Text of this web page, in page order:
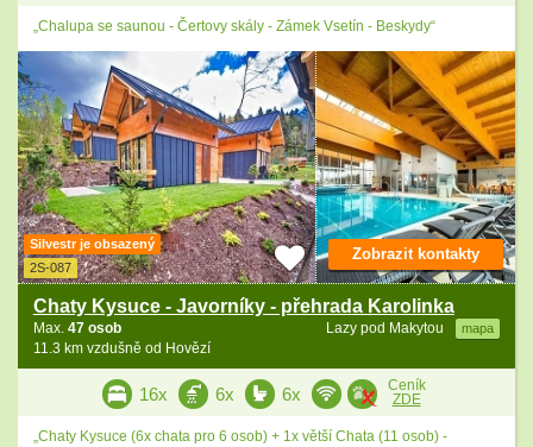
„Chalupa se saunou - Čertovy skály - Zámek Vsetín - Beskydy“
Silvestr je obsazený
2S-087
Chaty Kysuce - Javorníky - přehrada Karolinka
Lazy pod Makytou mapa
Max. 47 osob
11.3 km vzdušně od Hovězí
Zobrazit kontakty
16x 6x 6x
Ceník
ZDE
„Chaty Kysuce (6x chata pro 6 osob) + 1x větší Chata (11 osob) -